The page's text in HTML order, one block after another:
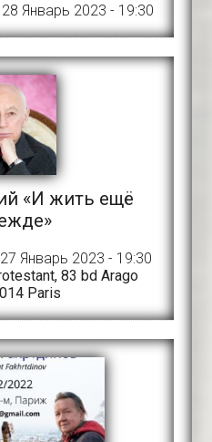
Январь 2023 - 19:30
«И жить ещё
Январь 2023 - 19:30
83 bd Arago
Paris